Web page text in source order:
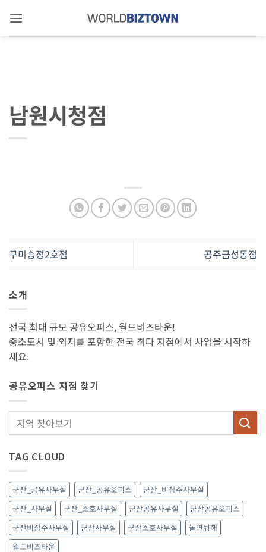
content
남원시청점
구미송정2호점 공주금성동점
소개
전국 최대 규모 공유오피스, 월드비즈타운!
중소도시 및 외지를 포함한 전국 최다 지점에서 사업을 시작하
세요.
공유오피스 지점 찾기
TAG CLOUD
군산_공유사무실 군산_공유오피스
군산_비상주사무실
군산_사무실
군산_소호사무실 군산공유사무실
군산공유오피스
군산비상주사무실
군산사무실 군산소호사무실
놀면뭐해
월드비즈타운